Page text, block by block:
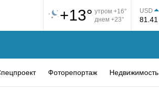
+13° утром +16°
днем +23°
USD
81.41
Фоторепортаж Недвижимость